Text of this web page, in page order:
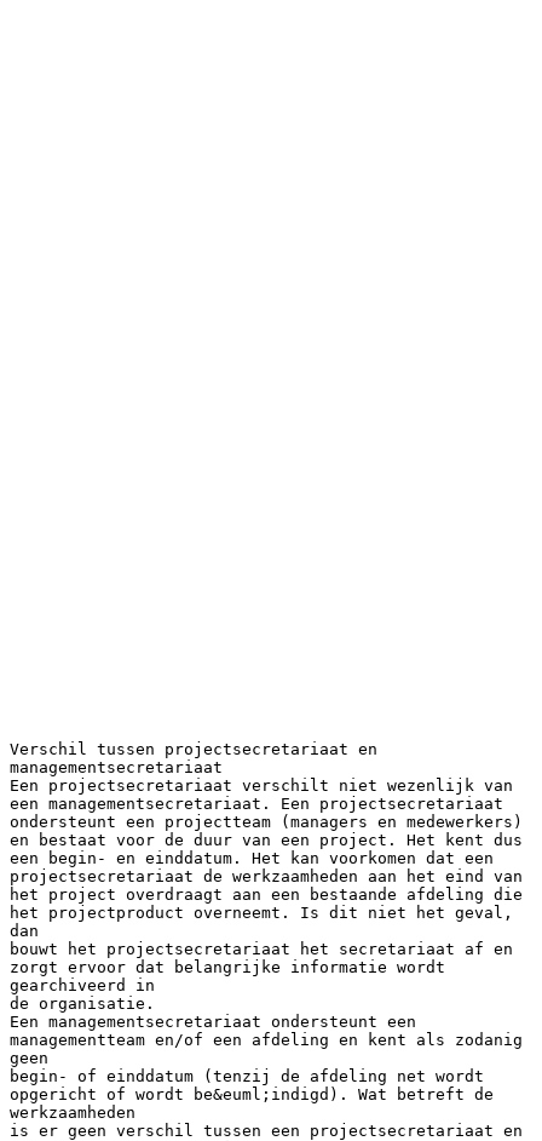
Verschil tussen projectsecretariaat en
managementsecretariaat
Een projectsecretariaat verschilt niet wezenlijk van
een managementsecretariaat. Een projectsecretariaat
ondersteunt een projectteam (managers en medewerkers)
en bestaat voor de duur van een project. Het kent dus
een begin- en einddatum. Het kan voorkomen dat een
projectsecretariaat de werkzaamheden aan het eind van
het project overdraagt aan een bestaande afdeling die
het projectproduct overneemt. Is dit niet het geval,
dan
bouwt het projectsecretariaat het secretariaat af en
zorgt ervoor dat belangrijke informatie wordt
gearchiveerd in
de organisatie.
Een managementsecretariaat ondersteunt een
managementteam en/of een afdeling en kent als zodanig
geen
begin- of einddatum (tenzij de afdeling net wordt
opgericht of wordt be&euml;indigd). Wat betreft de
werkzaamheden
is er geen verschil tussen een projectsecretariaat en